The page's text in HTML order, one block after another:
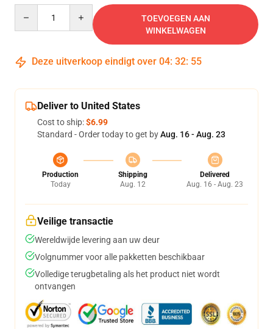
TOEVOEGEN AAN
WINKELWAGEN
Deze uitverkoop eindigt over 04: 32: 54
Deliver to United States
Cost to ship:$6.99
Standard - Order today to get byAug. 16 - Aug. 23
Production
Today
Shipping
Aug. 12
Delivered
Aug. 16 - Aug. 23
Veilige transactie
Wereldwijde levering aan uw deur
Volgnummer voor alle pakketten beschikbaar
Volledige terugbetaling als het product niet wordt
ontvangen